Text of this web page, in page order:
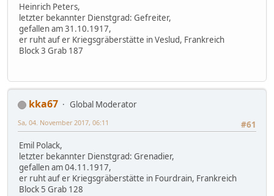
Heinrich Peters,
letzter bekannter Dienstgrad: Gefreiter,
gefallen am 31.10.1917,
er ruht auf er Kriegsgräberstätte in Veslud, Frankreich
Block 3 Grab 187
kka67
Global Moderator
#61
Sa, 04. November 2017, 06:11
Emil Polack,
letzter bekannter Dienstgrad: Grenadier,
gefallen am 04.11.1917,
er ruht auf er Kriegsgräberstätte in Fourdrain, Frankreich
Block 5 Grab 128